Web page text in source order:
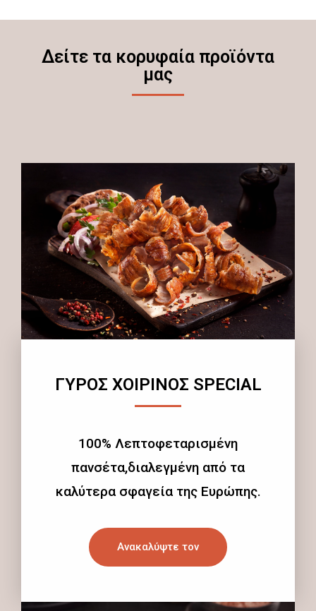
Δείτε τα κορυφαία προϊόντα
μας
ΓΥΡΟΣ ΧΟΙΡΙΝΟΣ SPECIAL
100% Λεπτοφεταρισμένη
πανσέτα,διαλεγμένη από τα
καλύτερα σφαγεία της Ευρώπης.
Ανακαλύψτε τον